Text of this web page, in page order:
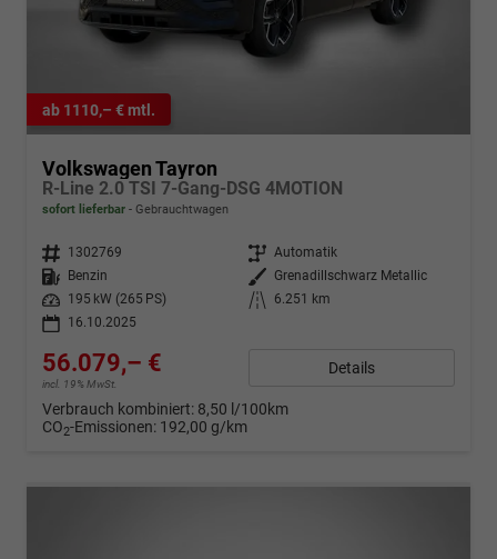
ab 1110,– € mtl.
Volkswagen Tayron
R-Line 2.0 TSI 7-Gang-DSG 4MOTION
sofort lieferbar Gebrauchtwagen
Fahrzeugnr. 1302769 Getriebe Automatik
Kraftstoff
Benzin Außenfarbe
Grenadillschwarz Metallic
Leistung
195 kW (265 PS) Kilometerstand
6.251 km
16.10.2025
56.079,– €
incl. 19% MwSt.
Details
Verbrauch kombiniert: 8,50 l/100km
CO2-Emissionen: 192,00 g/km